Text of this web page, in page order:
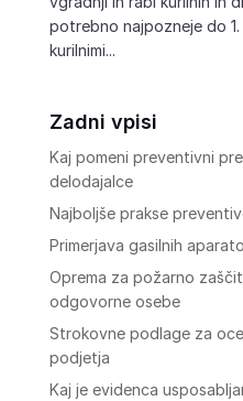
potrebno najpozneje do 1.
kurilnimi...
Zadni vpisi
Kaj pomeni preventivni
delodajalce
Najboljše prakse
Primerjava gasilnih
Oprema za požarno
odgovorne osebe
Strokovne podlage za
podjetja
Kaj je evidenca